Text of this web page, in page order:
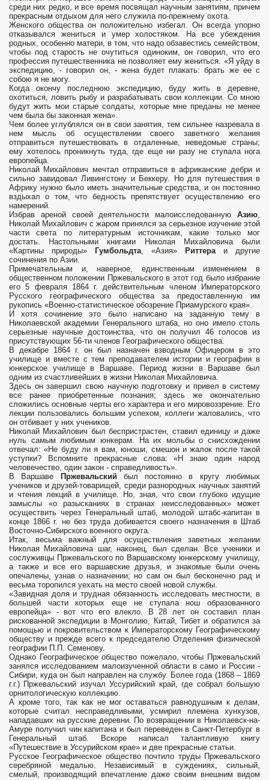
среди них редко, и все время посвящал научным занятиям, причем
прекрасным отдыхом для него служила по-прежнему охота.
Женского общества он положительно избегал. Он всегда упорно
отказывался жениться и умер холостяком. На все убеждения
родных, особенно матери, в том, что надо обзавестись семейством,
чтобы под старость не очутиться одиноким, он говорил, что его
профессия путешественника не позволяет ему жениться. «Я уйду в
экспедицию, - говорил он, - жена будет плакать: брать же ее с
собою я не могу.
Когда окончу последнюю экспедицию, буду жить в деревне,
охотиться, ловить рыбу и разрабатывать свои коллекции. Со мною
будут жить мои старые солдаты, которые мне преданы не менее
чем была бы законная жена».
Чем более углублялся он в свои занятия, тем сильнее назревала в
нем мысль об осуществлении своего заветного желания
отправиться путешествовать в отдаленные, неведомые страны;
ему хотелось проникнуть туда, где еще ни разу не ступала нога
европейца.
Николай Михайлович мечтал отправиться в африканские дебри и
сильно завидовал Ливингстону и Беккеру. Но для путешествия в
Африку нужно было иметь значительные средства, и он постоянно
вздыхал о том, что бедность препятствует осуществлению его
намерений.
Избрав ареной своей деятельности малоисследованную Азию,
Николай Михайлович с жаром принялся за серьезное изучение этой
части света по литературным источникам, какие только мог
достать. Настольными книгами Николая Михайловича были
«Картины природы»
Гумбольдта, «Азия» Риттераи другие
сочинения по Азии.
Примечательным и, наверное, единственным изменением в
общественном положении Пржевальского в этот год было избрание
его 5 февраля 1864 г. действительным членом Императорского
Русского географического общества за предоставленную им
рукопись «Военно-статистическое обозрение Приамурского края».
И хотя сочинение это было написано на заданную тему в
Николаевской академии Генерального штаба, но оно имело столь
серьезные научные достоинства, что он получил 46 голосов из
присутствующих 56-ти членов Географического общества.
В декабре 1864 г. он был назначен взводным Офицером в это
училище и вместе с тем преподавателем истории и географии в
юнкерское училище в Варшаве. Период жизни в Варшаве был
одним из счастливейших в жизни Николая Михайловича.
Здесь он завершил свою научную подготовку и привел в систему
все ранее приобретенные познания; здесь же окончательно
сложились основные черты его характера и его мировоззрение. Его
лекции пользовались большим успехом, коллеги жаловались, что
он отбивает у них учеников.
Николай Михайлович был беспристрастен, ставил единицу и даже
нуль самым любимым юнкерам. На их мольбы о снисхождении
отвечал: «Не буду ли я вам, юноши, смешон и жалок после такой
уступки? Вспомните прекрасные слова: «Н знаю один народ
человечество, один закон - справедливость».
В Варшаве
Пржевальский был постоянно в кругу любимых
учеников и друзей-товарищей, среди разнородных научных занятий
и чтения лекций в училище. Но, зная, что свои глубоко идущие
замыслы «о разысканиях в странах неисследованных» может
осуществить через Генеральный штаб, молодой штабс-капитан в
конце 1866 г. не без труда добивается своего назначения в Штаб
Восточно-Сибирского военного округа.
Итак, весьма важный для осуществления заветных желании
Николая Михайловича шаг, наконец, был сделан. Все ученики и
сослуживцы Пржевальского по Варшавскому юнкерскому училищу,
а также и все его варшавские друзья, и знакомые были очень
опечалены, узнав о назначении; но сам он был бесконечно рад и
весьма торопился уехать на место своей новой службы.
«Завидная доля и трудная обязанность исследовать местности, в
большей части которых еще не ступала нош образованного
европейца» - вот что его влекло. В 28 лет он составил план
рискованной экспедиции в Монголию, Китай, Тибет и обратился за
помощью и покровительством к Императорскому Географическому
обществу и прежде всего к председателю Отделения физической
географии П.П. Семенову.
Однако Географическое общество пожелало, чтобы Пржевальский
занялся исследованием малоизученной области в само и России -
Сибири, куда он был направлен на службу. Более года (1868 – 1869
г.г.) Пржевальский изучал Уссурийский край, где собрал большую
орнитологическую коллекцию.
А кроме того, так как не мог оставаться равнодушным к делам,
которые считал несправедливыми, усмирил племена хунхузов,
нападавших на русские деревни. По возвращении в Николаевск-на-
Амуре получил чин капитана и был переведен в Санкт-Петербург в
Генеральный штаб. Вскоре написал талантливую книгу
«Путешествие в Уссурийском крае» и две прекрасные статьи.
Русское Географическое общество почтило труды Пржевальского
серебряной медалью. Независимый в суждениях, сильный,
смелый, производящий впечатление даже своим внешним видом